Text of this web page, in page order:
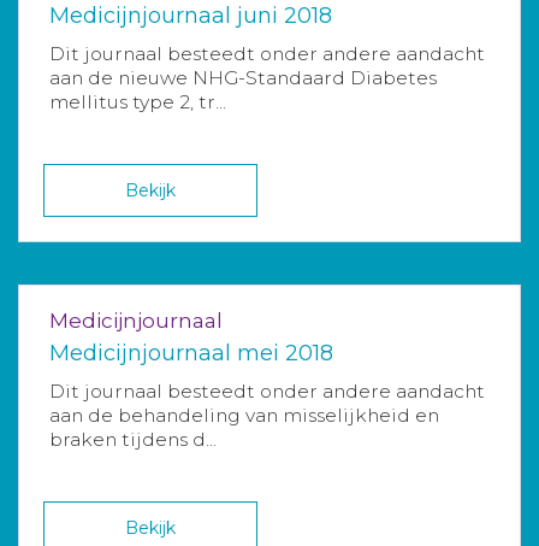
Medicijnjournaal juni 2018
Dit journaal besteedt onder andere aandacht
aan de nieuwe NHG-Standaard Diabetes
mellitus type 2, tr...
Bekijk
Medicijnjournaal
Medicijnjournaal mei 2018
Dit journaal besteedt onder andere aandacht
aan de behandeling van misselijkheid en
braken tijdens d...
Bekijk